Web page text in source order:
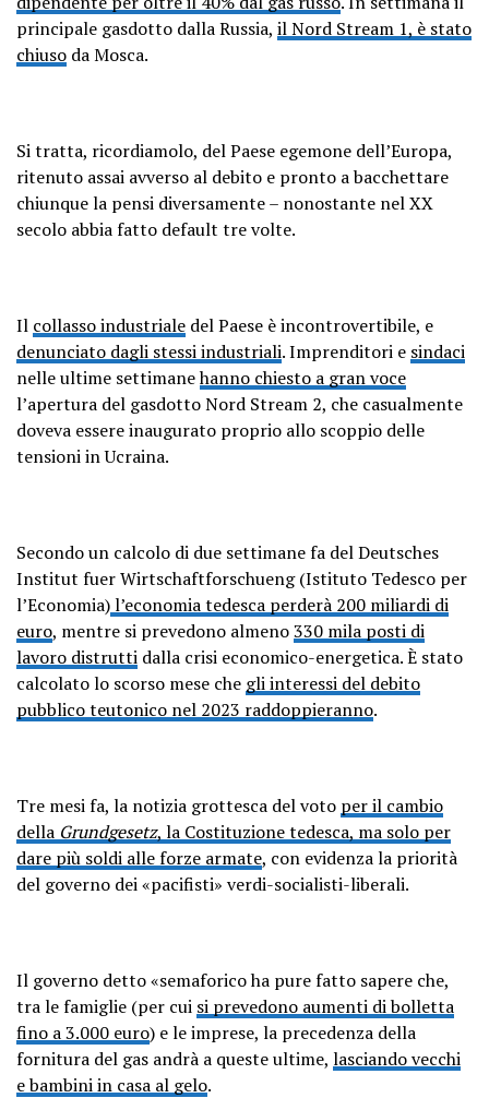
principale gasdotto dalla Russia, il Nord Stream 1, è stato
chiuso da Mosca.
Si tratta, ricordiamolo, del Paese egemone dell’Europa,
ritenuto assai avverso al debito e pronto a bacchettare
chiunque la pensi diversamente – nonostante nel XX
secolo abbia fatto default tre volte.
Il collasso industriale del Paese è incontrovertibile, e
denunciato dagli stessi industriali. Imprenditori e sindaci
nelle ultime settimanehanno chiesto a gran voce
l’apertura del gasdotto Nord Stream 2, che casualmente
doveva essere inaugurato proprio allo scoppio delle
tensioni in Ucraina.
Secondo un calcolo di due settimane fa del Deutsches
Institut fuer Wirtschaftforschueng (Istituto Tedesco per
l’Economia)l’economia tedesca perderà 200 miliardi di
euro, mentre si prevedono almeno330 mila posti di
lavoro distrutti dalla crisi economico-energetica. È stato
calcolato lo scorso mese che gli interessi del debito
pubblico teutonico nel 2023 raddoppieranno.
Tre mesi fa, la notizia grottesca del voto per il cambio
della Grundgesetz, la Costituzione tedesca, ma solo per
dare più soldi alle forze armate, con evidenza la priorità
del governo dei «pacifisti» verdi-socialisti-liberali.
Il governo detto «semaforico ha pure fatto sapere che,
tra le famiglie (per cui si prevedono aumenti di bolletta
fino a 3.000 euro) e le imprese, la precedenza della
fornitura del gas andrà a queste ultime, lasciando vecchi
e bambini in casa al gelo.